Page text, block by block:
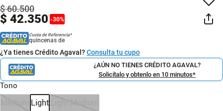
$ 42.350 -30%
$60.500
Cuota de Referencia*
quincenas de
¿Ya tienes Crédito Agaval?Consulta tu cupo
¿AÚN NO TIENES CRÉDITO AGAVAL?
Solicítalo y obtenlo en 10 minutos*
Tono
Light